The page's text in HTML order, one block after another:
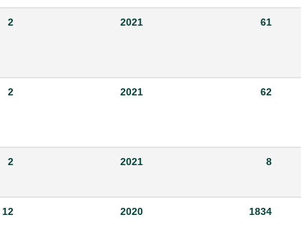
61
2021
2
62
2021
2
8
2021
2
1834
2020
12